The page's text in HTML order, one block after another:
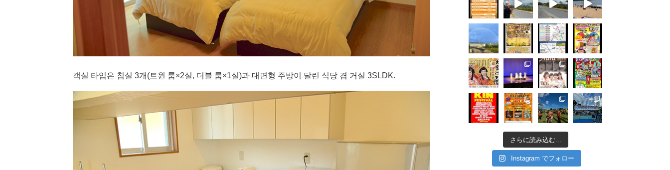
객실 타입은 침실 3개(트윈 룸×2실, 더블 룸×1실)과 대면형 주방이 달린 식당 겸 거실 3SLDK.
さらに読み込む...
Instagram でフォロー